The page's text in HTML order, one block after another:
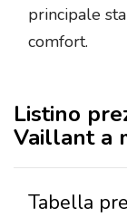
principale
comfort.
Listino
Vaillant a
Tabella